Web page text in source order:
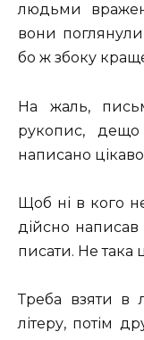
людьми
вони
бо ж збоку
На жаль,
рукопис,
написано
Щоб ні в кого
дійсно
писати. Не така
Треба взяти в
літеру, потім